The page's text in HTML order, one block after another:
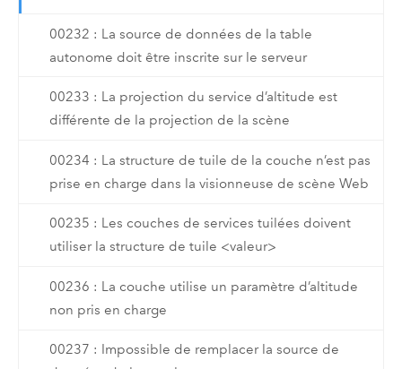
00232 : La source de données de la table
autonome doit être inscrite sur le serveur
00233 : La projection du service d’altitude est
différente de la projection de la scène
00234 : La structure de tuile de la couche n’est pas
prise en charge dans la visionneuse de scène Web
00235 : Les couches de services tuilées doivent
utiliser la structure de tuile <valeur>
00236 : La couche utilise un paramètre d’altitude
non pris en charge
00237 : Impossible de remplacer la source de